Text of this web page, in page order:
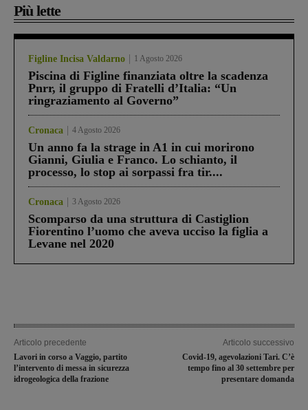
Più lette
Figline Incisa Valdarno 1 Agosto 2026
Piscina di Figline finanziata oltre la scadenza
Pnrr, il gruppo di Fratelli d’Italia: “Un
ringraziamento al Governo”
Cronaca 4 Agosto 2026
Un anno fa la strage in A1 in cui morirono
Gianni, Giulia e Franco. Lo schianto, il
processo, lo stop ai sorpassi fra tir....
Cronaca 3 Agosto 2026
Scomparso da una struttura di Castiglion
Fiorentino l’uomo che aveva ucciso la figlia a
Levane nel 2020
Articolo precedente
Lavori in corso a Vaggio, partito
l’intervento di messa in sicurezza
idrogeologica della frazione
Articolo successivo
Covid-19, agevolazioni Tari. C’è
tempo fino al 30 settembre per
presentare domanda